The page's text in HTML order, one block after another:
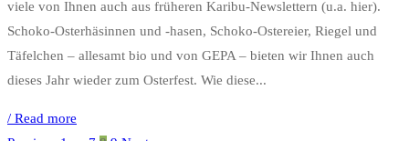
viele von Ihnen auch aus früheren Karibu-Newslettern (u.a. hier).
Schoko-Osterhäsinnen und -hasen, Schoko-Ostereier, Riegel und
Täfelchen – allesamt bio und von GEPA – bieten wir Ihnen auch
dieses Jahr wieder zum Osterfest. Wie diese...
/ Read more